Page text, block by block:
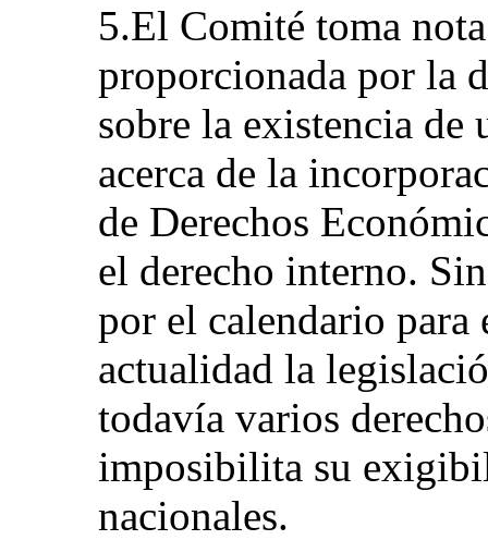
5.El Comité toma
proporcionada por la
sobre la existencia
acerca de la
de Derechos
el derecho interno.
por el calendario para
actualidad la
todavía varios
imposibilita su
nacionales.